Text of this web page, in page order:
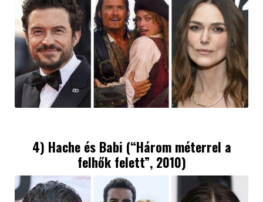
4) Hache és Babi (“Három méterrel a
felhők felett”, 2010)